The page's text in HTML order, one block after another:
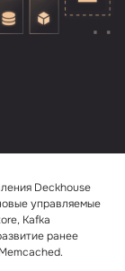
Deckhouse
управляемые
Kafka
ранее